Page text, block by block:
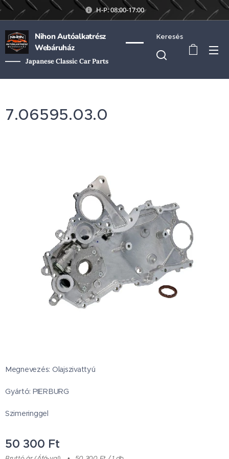
H-P: 08:00-17:00
Nihon Autóalkatrész
Webáruház
Japanese Classic Car Parts
Keresés
7.06595.03.0
Megnevezés: Olajszivattyú
Gyártó: PIERBURG
Szimeringgel
50 300 Ft